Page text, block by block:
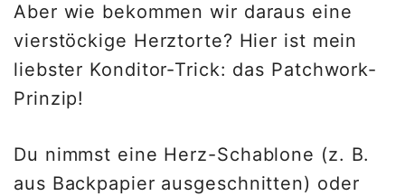
Aber wie bekommen wir daraus eine
vierstöckige Herztorte? Hier ist mein
liebster Konditor-Trick: das Patchwork-
Prinzip!
Du nimmst eine Herz-Schablone (z. B.
aus Backpapier ausgeschnitten) oder